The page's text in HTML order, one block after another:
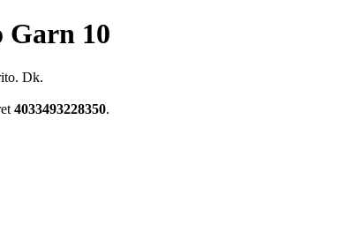
Garn 10
Dk.
4033493228350.